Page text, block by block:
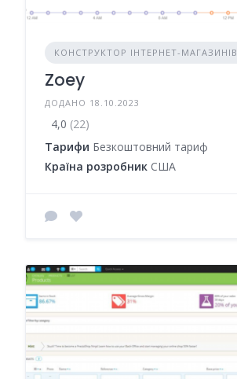
КОНСТРУКТОР ІНТЕРНЕТ-МАГАЗИНІВ
Zoey
ДОДАНО 18.10.2023
4,0 (22)
Тарифи Безкоштовний тариф
Країна розробник США